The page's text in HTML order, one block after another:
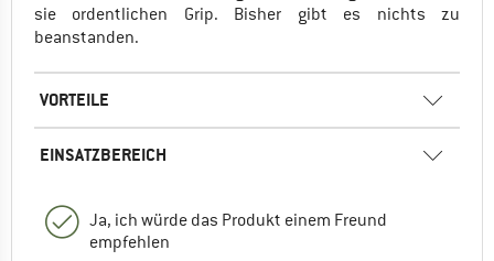
sie ordentlichen Grip. Bisher gibt es nichts zu
beanstanden.
VORTEILE
EINSATZBEREICH
Ja, ich würde das Produkt einem Freund
empfehlen